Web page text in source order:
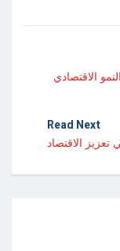
الاقتصادي
Read Next
الاقتصاد